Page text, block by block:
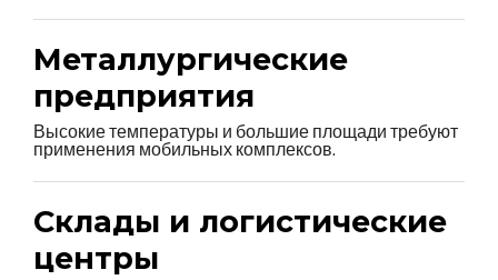
Металлургические
предприятия
Высокие температуры и большие площади требуют
применения мобильных комплексов.
Склады и логистические
центры